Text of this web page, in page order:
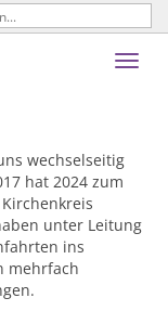
wechselseitig
hat 2024 zum
unter Leitung
ins
mehrfach